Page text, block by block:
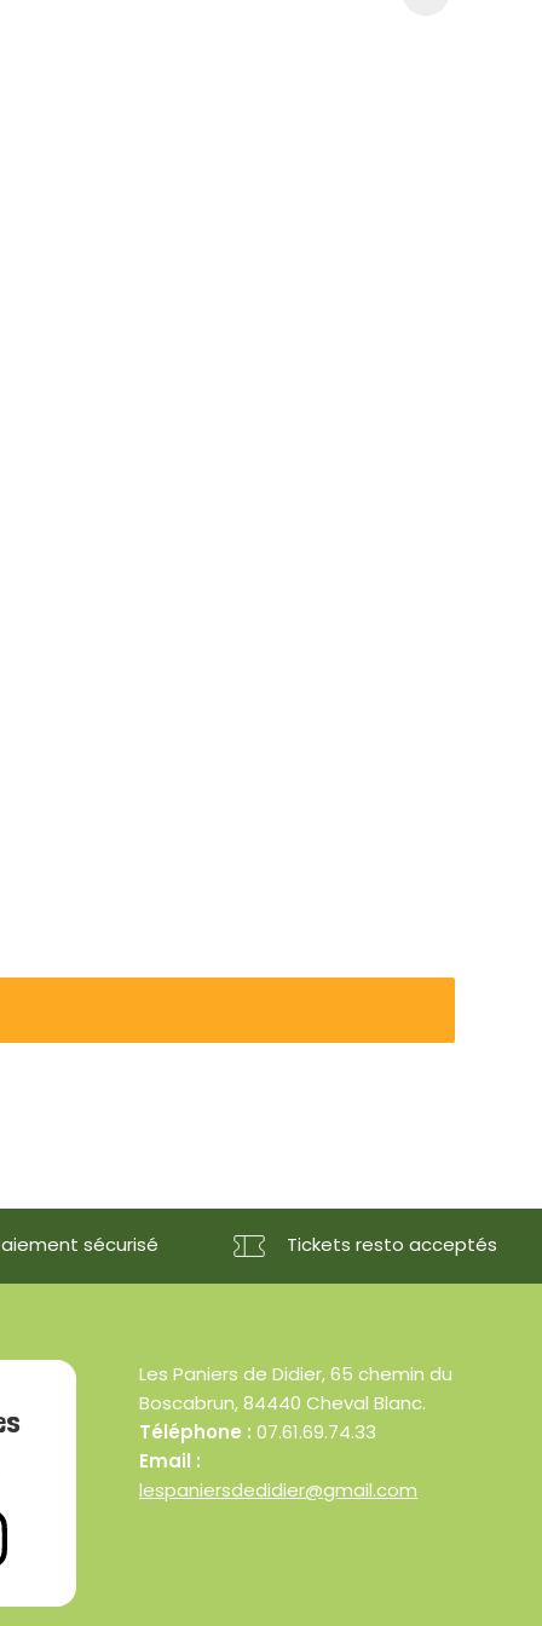
sécurisé Tickets resto acceptés
Les Paniers de Didier, 65 chemin du
Boscabrun, 84440 Cheval Blanc.
Téléphone : 07.61.69.74.33
Email :
lespaniersdedidier@gmail.com